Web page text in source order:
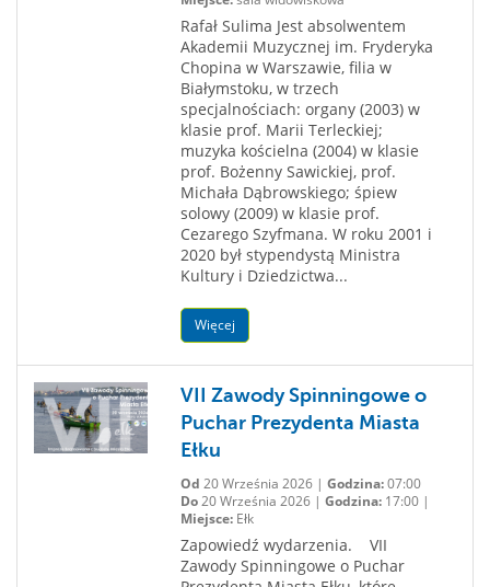
Rafał Sulima Jest absolwentem
Akademii Muzycznej im. Fryderyka
Chopina w Warszawie, filia w
Białymstoku, w trzech
specjalnościach: organy (2003) w
klasie prof. Marii Terleckiej;
muzyka kościelna (2004) w klasie
prof. Bożenny Sawickiej, prof.
Michała Dąbrowskiego; śpiew
solowy (2009) w klasie prof.
Cezarego Szyfmana. W roku 2001 i
2020 był stypendystą Ministra
Kultury i Dziedzictwa...
Więcej
VII Zawody Spinningowe o
Puchar Prezydenta Miasta
Ełku
Od 20 Września 2026 | Godzina:07:00
Do20 Września 2026 | Godzina:17:00 |
Miejsce:Ełk
Zapowiedź wydarzenia. VII
Zawody Spinningowe o Puchar